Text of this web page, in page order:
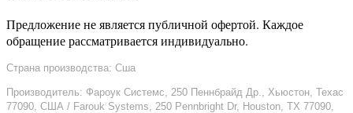
Предложение не является публичной офертой. Каждое
обращение рассматривается индивидуально.
Страна производства: Сша
Производитель: Фароук Системс, 250 Пеннбрайд Др., Хьюстон, Техас
77090, США / Farouk Systems, 250 Pennbright Dr, Houston, TX 77090,